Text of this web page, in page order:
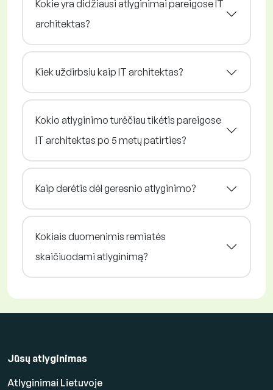
Kokie yra didžiausi atlyginimai pareigose IT
architektas?
Kiek uždirbsiu kaip IT architektas?
Kokio atlyginimo turėčiau tikėtis pareigose
IT architektas po 5 metų patirties?
Kaip derėtis dėl geresnio atlyginimo?
Kokiais duomenimis remiatės
skaičiuodami atlyginimą?
Jūsų atlyginimas
Atlyginimai Lietuvoje